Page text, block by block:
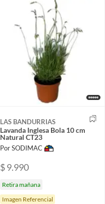
LAS BANDURRIAS
Lavanda Inglesa Bola 10 cm
Natural CT23
Por SODIMAC
$ 9.990
Retira mañana
Imagen Referencial